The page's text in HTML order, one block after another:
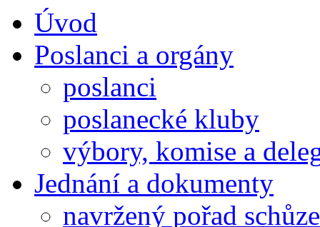
Úvod
Poslanci a orgány
poslanci
poslanecké kluby
výbory, komise a
Jednání a dokumenty
navržený pořad schůze